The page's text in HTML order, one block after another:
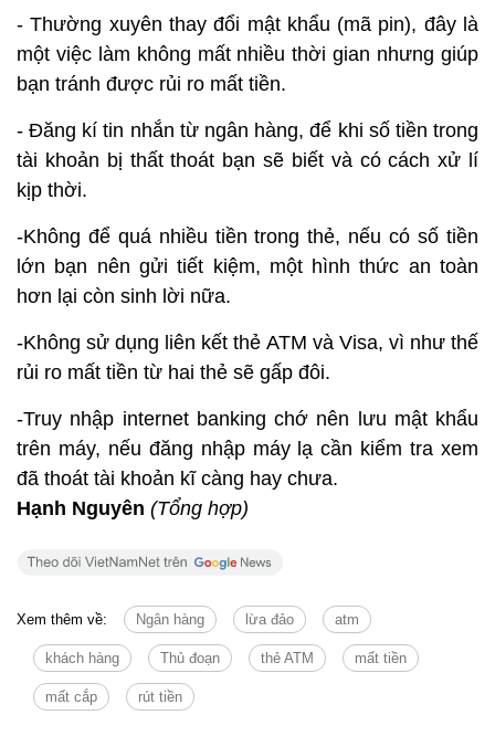
- Thường xuyên thay đổi mật khẩu (mã pin), đây là
một việc làm không mất nhiều thời gian nhưng giúp
bạn tránh được rủi ro mất tiền.
- Đăng kí tin nhắn từ ngân hàng, để khi số tiền trong
tài khoản bị thất thoát bạn sẽ biết và có cách xử lí
kịp thời.
-Không để quá nhiều tiền trong thẻ, nếu có số tiền
lớn bạn nên gửi tiết kiệm, một hình thức an toàn
hơn lại còn sinh lời nữa.
-Không sử dụng liên kết thẻ ATM và Visa, vì như thế
rủi ro mất tiền từ hai thẻ sẽ gấp đôi.
-Truy nhập internet banking chớ nên lưu mật khẩu
trên máy, nếu đăng nhập máy lạ cần kiểm tra xem
đã thoát tài khoản kĩ càng hay chưa.
Hạnh Nguyên (Tổng hợp)
Xem thêm về: Ngân hàng lừa đảo atm
khách hàng Thủ đoạn thẻ ATM mất tiền
mất cắp rút tiền